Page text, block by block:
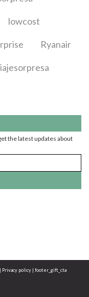
lowcost
Ryanair
the latest updates about
Privacy policy footer_gift_cta